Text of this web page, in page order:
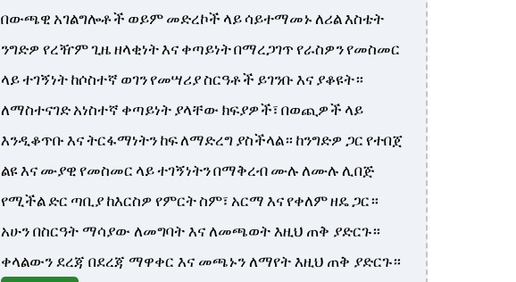
በውጫዊ አገልግሎቶች ወይም መድረኮች ላይ ሳይተማመኑ ለሪል እስቴት
ንግድዎ የረዥም ጊዜ ዘላቂነት እና ቀጣይነት በማረጋገጥ የራስዎን የመስመር
ላይ ተገኝነት ከሶስተኛ ወገን የመሣሪያ ስርዓቶች ይገንቡ እና ያቆዩት።
ለማስተናገድ አነስተኛ ቀጣይነት ያላቸው ክፍያዎች፣ በወጪዎች ላይ
እንዲቆጥቡ እና ትርፋማነትን ከፍ ለማድረግ ያስችላል። ከንግድዎ ጋር የተበጀ
ልዩ እና ሙያዊ የመስመር ላይ ተገኝነትን በማቅረብ ሙሉ ለሙሉ ሊበጅ
የሚችል ድር ጣቢያ ከእርስዎ የምርት ስም፣ አርማ እና የቀለም ዘዴ ጋር።
አሁን በስርዓት ማሳያው ለመግባት እና ለመጫወት እዚህ ጠቅ ያድርጉ።
ቀላልውን ደረጃ በደረጃ ማዋቀር እና መጫኑን ለማየት እዚህ ጠቅ ያድርጉ።